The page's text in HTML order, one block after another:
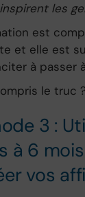
les
est
et elle est
à passer
le truc ?
3 :
à 6 mois
vos